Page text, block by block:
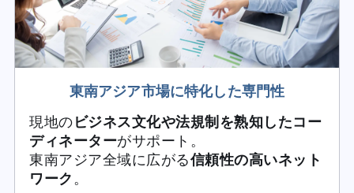
東南アジア市場に特化した専門性
現地のビジネス文化や法規制を熟知したコー
ディネーターがサポート。
東南アジア全域に広がる信頼性の高いネット
ワーク 。